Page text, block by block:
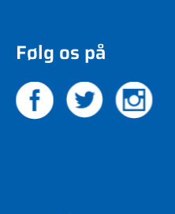
Følg os på